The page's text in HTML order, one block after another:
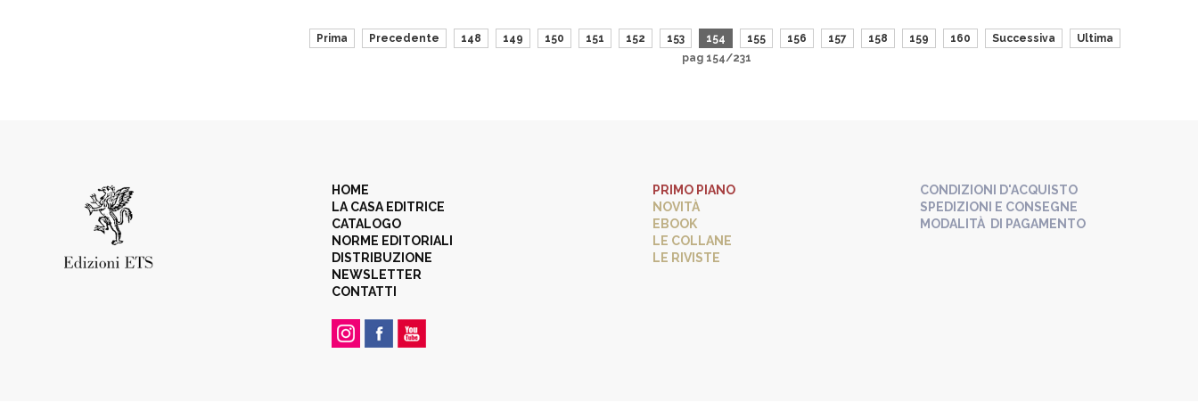
Prima Precedente 148 149 150 151 152 153 154 155 156 157 158 159 160 Successiva
Ultima
pag 154/231
HOME
LA CASA EDITRICE
CATALOGO
NORME EDITORIALI
DISTRIBUZIONE
NEWSLETTER
CONTATTI
PRIMO PIANO
NOVITÀ
EBOOK
LE COLLANE
LE RIVISTE
CONDIZIONI D'ACQUISTO
SPEDIZIONI E CONSEGNE
MODALITÀ DI PAGAMENTO